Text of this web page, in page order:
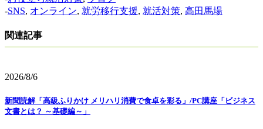
-SNS, オンライン, 就労移行支援, 就活対策, 高田馬場
関連記事
2026/8/6
新聞読解「高級ふりかけ メリハリ消費で食卓を彩る」/PC講座「ビジネス
文書とは？ ～基礎編～」